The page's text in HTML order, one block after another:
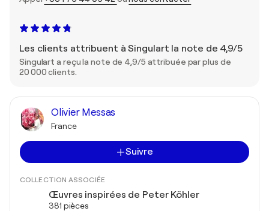
Les clients attribuent à Singulart la note de 4,9/5
Singulart a reçu la note de 4,9/5 attribuée par plus de
20 000 clients.
Olivier Messas
France
Suivre
COLLECTION ASSOCIÉE
Œuvres inspirées de Peter Köhler
381 pièces